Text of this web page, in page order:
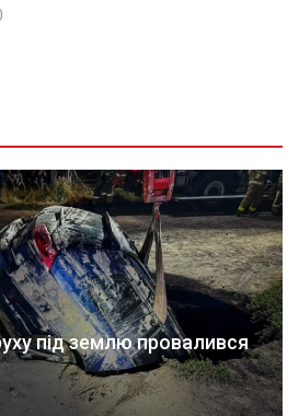
під землю провалився